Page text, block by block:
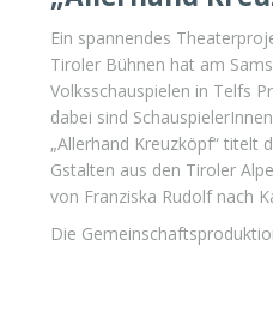
Ein spannendes
Tiroler Bühnen hat am
Volksschauspielen in Telfs
dabei sind
„Allerhand Kreuzköpf“ titelt
Gstalten aus den Tiroler
von Franziska Rudolf nach
Die